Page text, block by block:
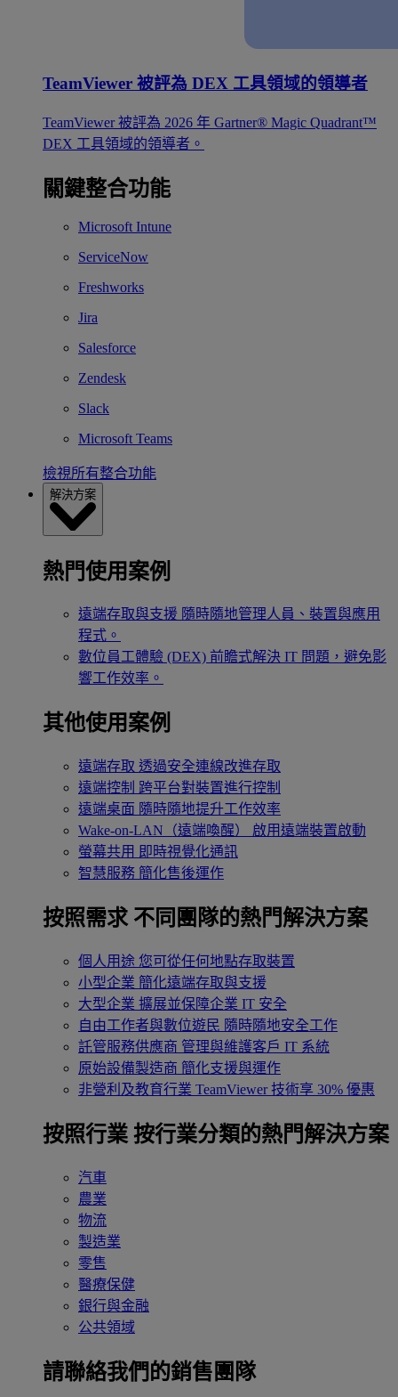
TeamViewer 被評為 DEX 工具領域的領導者
TeamViewer 被評為 2026 年 Gartner® Magic Quadrant™
DEX 工具領域的領導者。
關鍵整合功能
Microsoft Intune
ServiceNow
Freshworks
Jira
Salesforce
Zendesk
Slack
Microsoft Teams
檢視所有整合功能
解決方案
熱門使用案例
遠端存取與支援 隨時隨地管理人員、裝置與應用
程式。
數位員工體驗 (DEX) 前瞻式解決 IT 問題，避免影
響工作效率。
其他使用案例
遠端存取 透過安全連線改進存取
遠端控制 跨平台對裝置進行控制
遠端桌面 隨時隨地提升工作效率
Wake-on-LAN（遠端喚醒）
啟用遠端裝置啟動
螢幕共用 即時視覺化通訊
智慧服務 簡化售後運作
按照需求 不同團隊的熱門解決方案
個人用途 您可從任何地點存取裝置
小型企業 簡化遠端存取與支援
大型企業 擴展並保障企業 IT 安全
自由工作者與數位遊民 隨時隨地安全工作
託管服務供應商 管理與維護客戶 IT 系統
原始設備製造商 簡化支援與運作
非營利及教育行業 TeamViewer 技術享 30% 優惠
按照行業 按行業分類的熱門解決方案
汽車
農業
物流
製造業
零售
醫療保健
銀行與金融
公共領域
請聯絡我們的銷售團隊